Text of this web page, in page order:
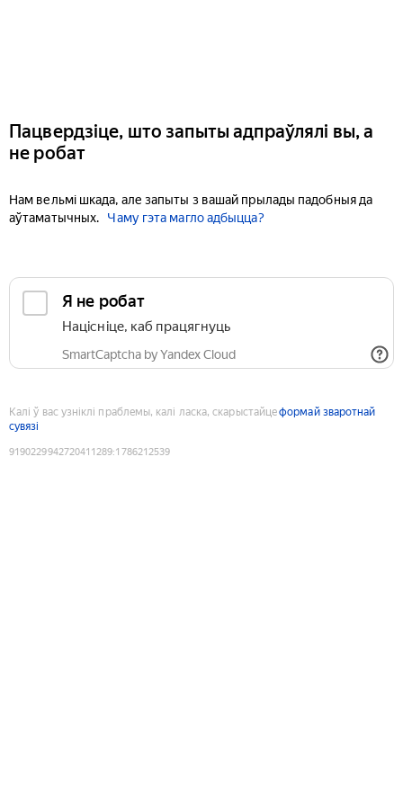
Пацвердзіце, што запыты адпраўлялі вы, а
не робат
Нам вельмі шкада, але запыты з вашай прылады падобныя да
аўтаматычных.
Чаму гэта магло адбыцца?
Я не робат
Націсніце, каб працягнуць
SmartCaptcha by Yandex Cloud
Калі ў вас узніклі праблемы, калі ласка, скарыстайцеформай зваротнай
сувязі
9190229942720411289:1786212539